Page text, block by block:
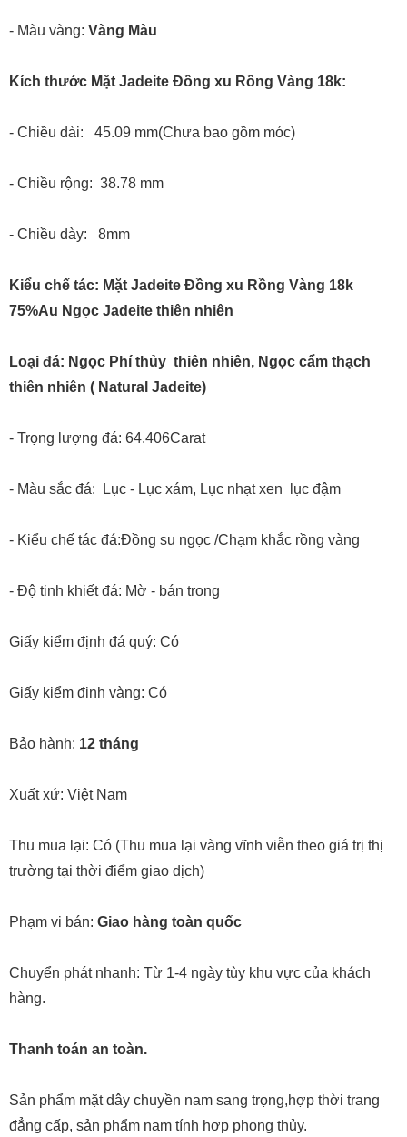
- Màu vàng: Vàng Màu
Kích thước Mặt Jadeite Đồng xu Rồng Vàng 18k:
- Chiều dài: 45.09 mm(Chưa bao gồm móc)
- Chiều rộng: 38.78 mm
- Chiều dày: 8mm
Kiểu chế tác: Mặt Jadeite Đồng xu Rồng Vàng 18k
75%Au Ngọc Jadeite thiên nhiên
Loại đá: Ngọc Phí thủy thiên nhiên, Ngọc cẩm thạch
thiên nhiên ( Natural Jadeite)
- Trọng lượng đá: 64.406Carat
- Màu sắc đá: Lục - Lục xám, Lục nhạt xen lục đậm
- Kiểu chế tác đá:Đồng su ngọc /Chạm khắc rồng vàng
- Độ tinh khiết đá: Mờ - bán trong
Giấy kiểm định đá quý: Có
Giấy kiểm định vàng: Có
Bảo hành: 12 tháng
Xuất xứ: Việt Nam
Thu mua lại: Có (Thu mua lại vàng vĩnh viễn theo giá trị thị
trường tại thời điểm giao dịch)
Phạm vi bán: Giao hàng toàn quốc
Chuyển phát nhanh: Từ 1-4 ngày tùy khu vực của khách
hàng.
Thanh toán an toàn.
Sản phẩm mặt dây chuyền nam sang trọng,hợp thời trang
đẳng cấp, sản phẩm nam tính hợp phong thủy.